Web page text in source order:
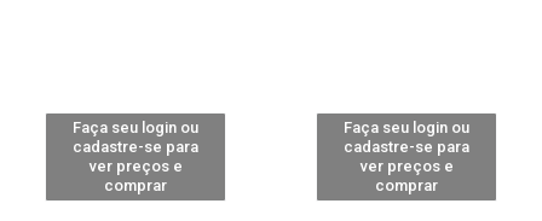
Faça seu login ou
cadastre-se para
ver preços e
comprar
Faça seu login ou
cadastre-se para
ver preços e
comprar